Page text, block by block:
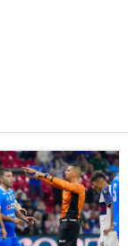
la
tendencia con el